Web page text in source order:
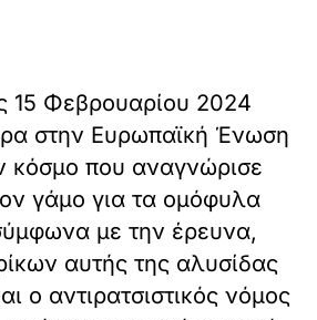
15 Φεβρουαρίου 2024
στην Ευρωπαϊκή Ένωση
κόσμο που αναγνώρισε
γάμο για τα ομόφυλα
με την έρευνα,
αυτής της αλυσίδας
ο αντιρατσιστικός νόμος